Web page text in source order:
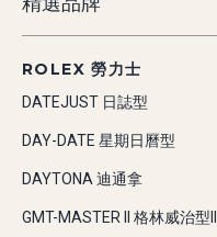
ROLEX 勞力士
DATEJUST 日誌型
DAY-DATE 星期日曆型
DAYTONA 迪通拿
GMT-MASTER II 格林威治型II